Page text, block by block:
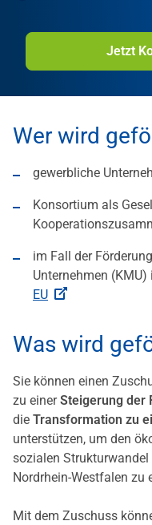
Jetzt
Wer wird
gewerbliche
Konsortium als
im Fall der
Unternehmen
EU
Was wird
Sie können einen
zu einerSteigerung der
die Transformation zu
unterstützen, um den
sozialen
Nordrhein-Westfalen zu
Mit dem Zuschuss